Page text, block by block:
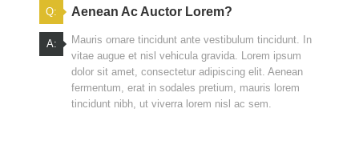
Q: Aenean Ac Auctor Lorem?
A:
Mauris ornare tincidunt ante vestibulum tincidunt. In
vitae augue et nisl vehicula gravida. Lorem ipsum
dolor sit amet, consectetur adipiscing elit. Aenean
fermentum, erat in sodales pretium, mauris lorem
tincidunt nibh, ut viverra lorem nisl ac sem.